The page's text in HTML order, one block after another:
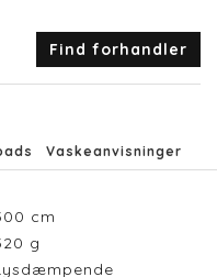
Find forhandler
Vaskeanvisninger
cm
g